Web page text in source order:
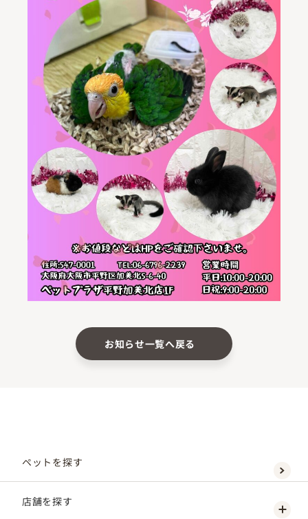
お知らせ一覧へ戻る
ペットを探す
店舗を探す